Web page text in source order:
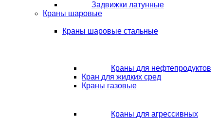
Задвижки латунные
Краны шаровые
Краны шаровые стальные
Краны для нефтепродуктов
Кран для жидких сред
Краны газовые
Краны для агрессивных